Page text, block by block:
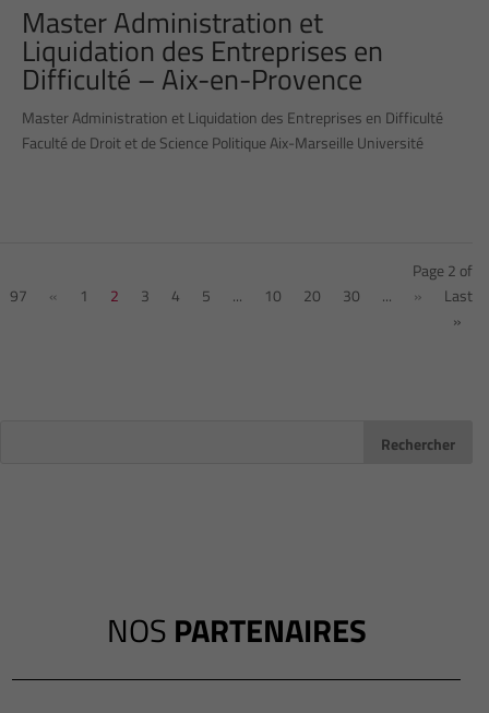
Master Administration et
Liquidation des Entreprises en
Difficulté – Aix-en-Provence
Master Administration et Liquidation des Entreprises en Difficulté
Faculté de Droit et de Science Politique Aix-Marseille Université
Page 2 of
97
« 1 2 3 4 5 ... 10 20 30 ... »
Last
»
NOS PARTENAIRES